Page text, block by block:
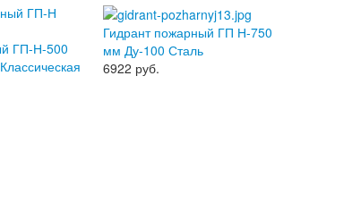
ГП-Н-500
Гидрант пожарный ГП Н-750
мм Ду-100 Сталь
6922 руб.